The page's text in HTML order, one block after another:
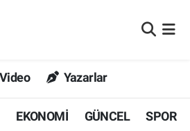
Video Yazarlar
EKONOMİ GÜNCEL SPOR
Vakitleri